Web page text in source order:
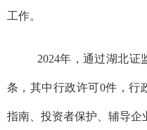
工作。
2024年，通过湖北证
条，其中行政许可0件，行
指南、投资者保护、辅导企